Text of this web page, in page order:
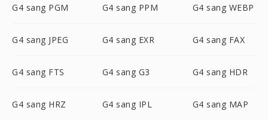
G4 sang PGM G4 sang PPM G4 sang WEBP
G4 sang JPEG G4 sang EXR G4 sang FAX
G4 sang FTS G4 sang G3 G4 sang HDR
G4 sang HRZ G4 sang IPL G4 sang MAP